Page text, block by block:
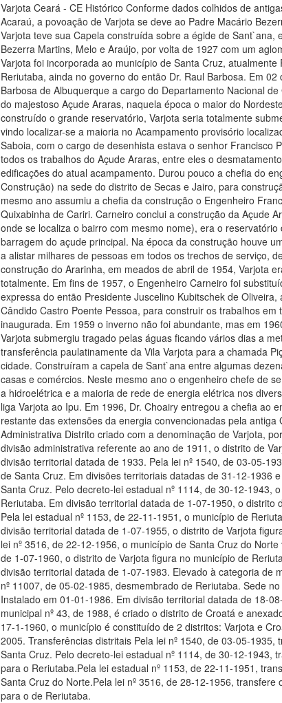
Varjota Ceará - CE Histórico Conforme dados colhidos de
Acaraú, a povoação de Varjota se deve ao Padre Macário
Varjota teve sua Capela construída sobre a égide de
Bezerra Martins, Melo e Araújo, por volta de 1927 com um
Varjota foi incorporada ao município de Santa Cruz,
Reriutaba, ainda no governo do então Dr. Raul Barbosa. Em
Barbosa de Albuquerque a cargo do Departamento Nacional
do majestoso Açude Araras, naquela época o maior do
construído o grande reservatório, Varjota seria totalmente
vindo localizar-se a maioria no Acampamento provisório
Saboia, com o cargo de desenhista estava o senhor Francisco
todos os trabalhos do Açude Araras, entre eles o
edificações do atual acampamento. Durou pouco a chefia do
Construção) na sede do distrito de Secas e Jairo, para
mesmo ano assumiu a chefia da construção o Engenheiro
Quixabinha de Cariri. Carneiro conclui a construção da Açude
onde se localiza o bairro com mesmo nome), era o
barragem do açude principal. Na época da construção houve
a alistar milhares de pessoas em todos os trechos de serviço,
construção do Ararinha, em meados de abril de 1954, Varjota
totalmente. Em fins de 1957, o Engenheiro Carneiro foi
expressa do então Presidente Juscelino Kubitschek de
Cândido Castro Poente Pessoa, para construir os trabalhos
inaugurada. Em 1959 o inverno não foi abundante, mas em
Varjota submergiu tragado pelas águas ficando vários dias a
transferência paulatinamente da Vila Varjota para a chamada
cidade. Construíram a capela de Sant`ana entre algumas
casas e comércios. Neste mesmo ano o engenheiro chefe de
a hidroelétrica e a maioria de rede de energia elétrica nos
liga Varjota ao Ipu. Em 1996, Dr. Choairy entregou a chefia ao
restante das extensões da energia convencionadas pela
Administrativa Distrito criado com a denominação de Varjota,
divisão administrativa referente ao ano de 1911, o distrito de
divisão territorial datada de 1933. Pela lei nº 1540, de 03-05-
de Santa Cruz. Em divisões territoriais datadas de 31-12-1936
Santa Cruz. Pelo decreto-lei estadual nº 1114, de 30-12-1943,
Reriutaba. Em divisão territorial datada de 1-07-1950, o
Pela lei estadual nº 1153, de 22-11-1951, o município de
divisão territorial datada de 1-07-1955, o distrito de Varjota
lei nº 3516, de 22-12-1956, o município de Santa Cruz do
de 1-07-1960, o distrito de Varjota figura no município de
divisão territorial datada de 1-07-1983. Elevado à categoria de
nº 11007, de 05-02-1985, desmembrado de Reriutaba. Sede
Instalado em 01-01-1986. Em divisão territorial datada de 18-
municipal nº 43, de 1988, é criado o distrito de Croatá e
17-1-1960, o município é constituído de 2 distritos: Varjota e
2005. Transferências distritais Pela lei nº 1540, de 03-05-
Santa Cruz. Pelo decreto-lei estadual nº 1114, de 30-12-1943,
para o Reriutaba.Pela lei estadual nº 1153, de 22-11-1951,
Santa Cruz do Norte.Pela lei nº 3516, de 28-12-1956,
para o de Reriutaba.